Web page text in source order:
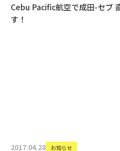
Cebu Pacific航空で成田-セブ
す！
2017.04.28 お知らせ